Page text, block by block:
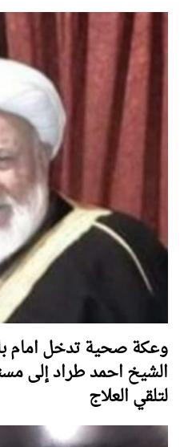
وعكة صحية تدخل امام
الشيخ احمد طراد إلى
لتلقي العلاج